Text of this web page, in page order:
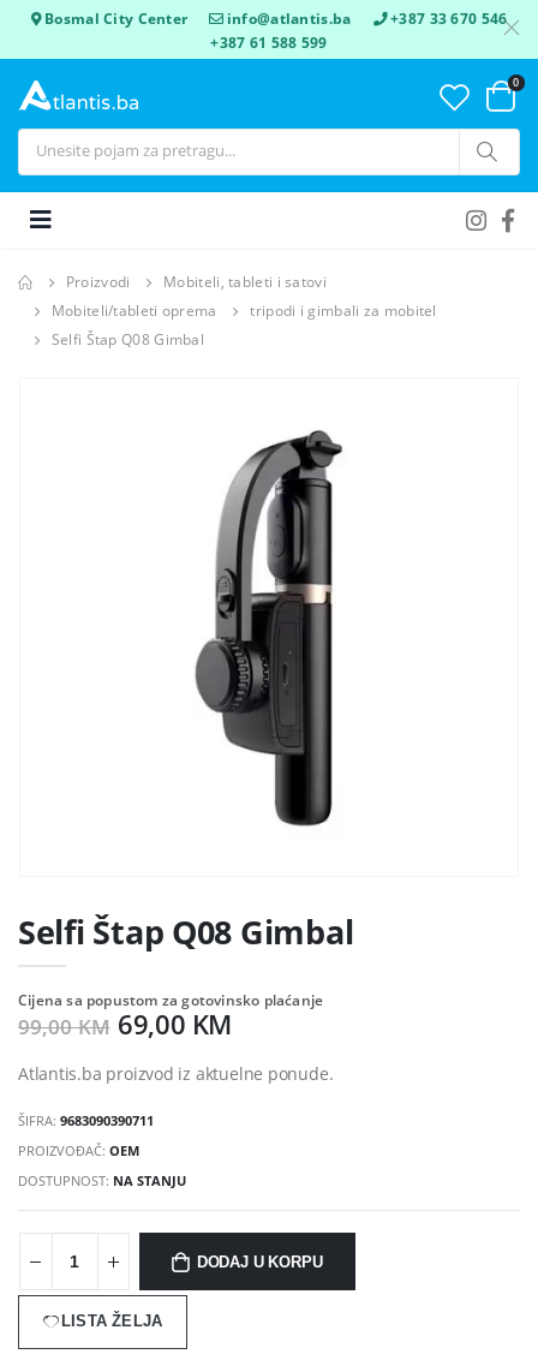
Bosmal City Center info@atlantis.ba
+387 33 670 546
+387 61 588 599
0
Proizvodi
Mobiteli, tableti i satovi
Mobiteli/tableti oprema
tripodi i gimbali za mobitel
Selfi Štap Q08 Gimbal
Selfi Štap Q08 Gimbal
Cijena sa popustom za gotovinsko plaćanje
99,00 KM 69,00 KM
Atlantis.ba proizvod iz aktuelne ponude.
ŠIFRA:9683090390711
PROIZVOĐAČ:OEM
DOSTUPNOST: NA STANJU
DODAJ U KORPU
LISTA ŽELJA